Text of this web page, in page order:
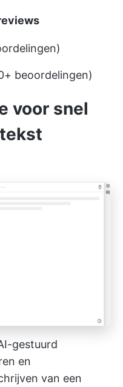
beoordelingen)
voor snel
gestuurd
en
van een